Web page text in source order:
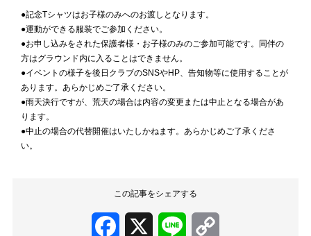
●記念Tシャツはお子様のみへのお渡しとなります。
●運動ができる服装でご参加ください。
●お申し込みをされた保護者様・お子様のみのご参加可能です。同伴の
方はグラウンド内に入ることはできません。
●イベントの様子を後日クラブのSNSやHP、告知物等に使用することが
あります。あらかじめご了承ください。
●雨天決行ですが、荒天の場合は内容の変更または中止となる場合があ
ります。
●中止の場合の代替開催はいたしかねます。あらかじめご了承くださ
い。
この記事をシェアする
Facebook Line